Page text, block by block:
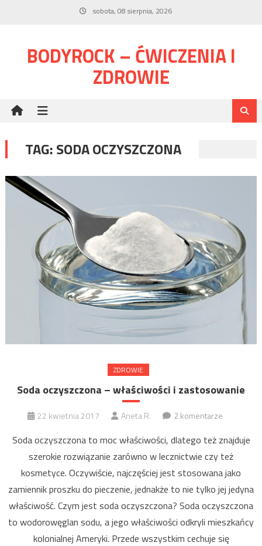
sobota, 08 sierpnia, 2026
BODYROCK – ĆWICZENIA I
ZDROWIE
TAG:SODA OCZYSZCZONA
ZDROWIE
Soda oczyszczona – właściwości i zastosowanie
22 kwietnia 2017 Aneta R. 2 komentarze
Soda oczyszczona to moc właściwości, dlatego też znajduje
szerokie rozwiązanie zarówno w lecznictwie czy też
kosmetyce. Oczywiście, najczęściej jest stosowana jako
zamiennik proszku do pieczenie, jednakże to nie tylko jej jedyna
właściwość. Czym jest soda oczyszczona? Soda oczyszczona
to wodorowęglan sodu, a jego właściwości odkryli mieszkańcy
kolonialnej Ameryki. Przede wszystkim cechuje się